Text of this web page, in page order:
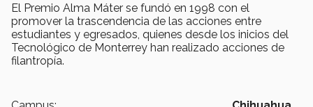
El Premio Alma Máter se fundó en 1998 con el
promover la trascendencia de las acciones entre
estudiantes y egresados, quienes desde los inicios del
Tecnológico de Monterrey han realizado acciones de
filantropía.